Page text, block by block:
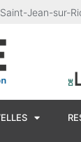
Jean-sur-